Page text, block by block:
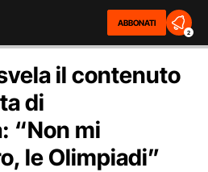
ABBONATI
2
il contenuto
di
“Non mi
le Olimpiadi”